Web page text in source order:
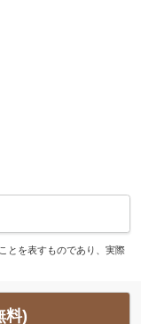
とを表すものであり、実際
料)